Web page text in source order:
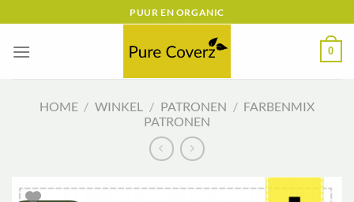
naar
inhoud
PUUR EN ORGANIC
0
HOME / WINKEL / PATRONEN / FARBENMIX
PATRONEN